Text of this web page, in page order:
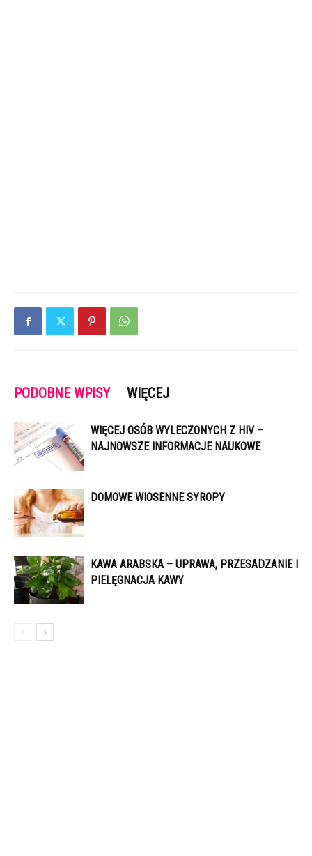
PODOBNE WPISY WIĘCEJ
WIĘCEJ OSÓB WYLECZONYCH Z HIV –
NAJNOWSZE INFORMACJE NAUKOWE
DOMOWE WIOSENNE SYROPY
KAWA ARABSKA – UPRAWA, PRZESADZANIE I
PIELĘGNACJA KAWY